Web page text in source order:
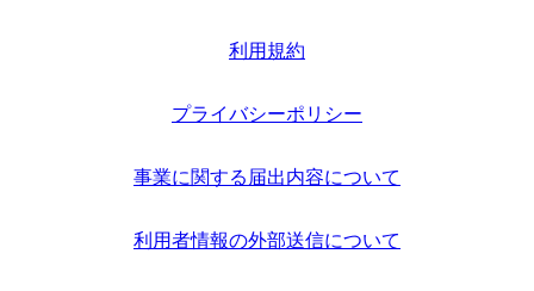
利用規約
プライバシーポリシー
事業に関する届出内容について
利用者情報の外部送信について